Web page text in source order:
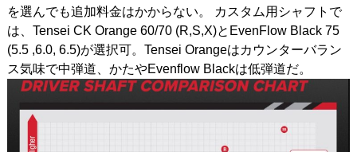
を選んでも追加料金はかからない。 カスタム用シャフトで
は、Tensei CK Orange 60/70 (R,S,X)とEvenFlow Black 75
(5.5 ,6.0, 6.5)が選択可。Tensei Orangeはカウンターバラン
ス気味で中弾道、かたやEvenflow Blackは低弾道だ。